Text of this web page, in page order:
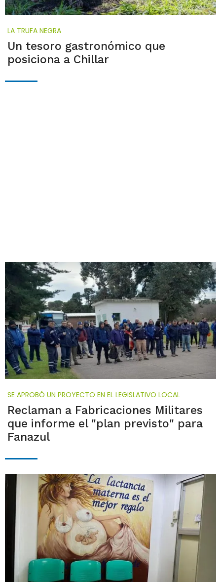
LA TRUFA NEGRA
Un tesoro gastronómico que
posiciona a Chillar
SE APROBÓ UN PROYECTO EN EL LEGISLATIVO LOCAL
Reclaman a Fabricaciones Militares
que informe el "plan previsto" para
Fanazul